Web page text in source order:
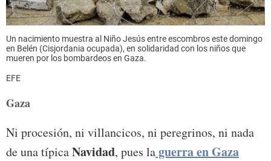
Un nacimiento muestra al Niño Jesús entre escombros este domingo
en Belén (Cisjordania ocupada), en solidaridad con los niños que
mueren por los bombardeos en Gaza.
EFE
Gaza
Ni procesión, ni villancicos, ni peregrinos, ni nada
de una típicaNavidad, pues laguerra enGaza